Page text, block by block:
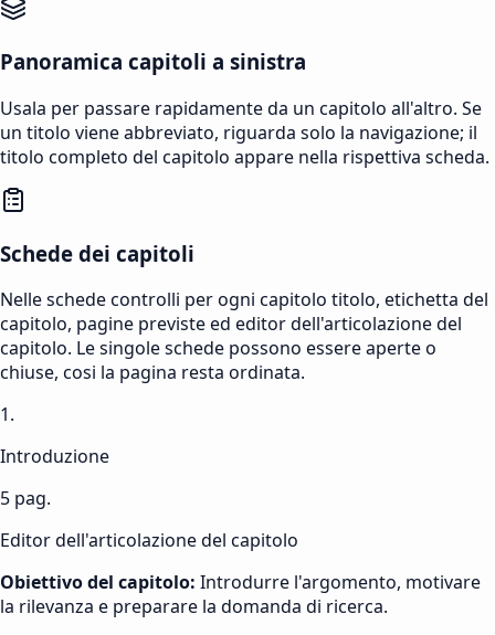
Panoramica capitoli a sinistra
Usala per passare rapidamente da un capitolo all'altro. Se
un titolo viene abbreviato, riguarda solo la navigazione; il
titolo completo del capitolo appare nella rispettiva scheda.
Schede dei capitoli
Nelle schede controlli per ogni capitolo titolo, etichetta del
capitolo, pagine previste ed editor dell'articolazione del
capitolo. Le singole schede possono essere aperte o
chiuse, cosi la pagina resta ordinata.
1.
Introduzione
5 pag.
Editor dell'articolazione del capitolo
Obiettivo del capitolo: Introdurre l'argomento, motivare
la rilevanza e preparare la domanda di ricerca.